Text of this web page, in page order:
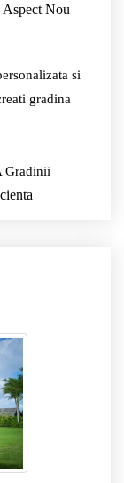
Nou
si
gradina
Gradinii